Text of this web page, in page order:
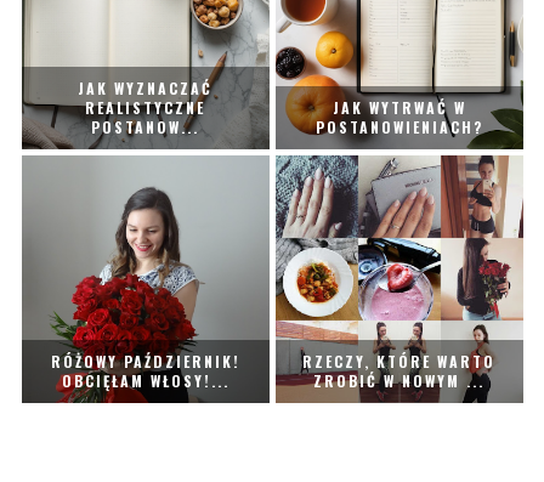
JAK WYZNACZAĆ
REALISTYCZNE
POSTANOW...
JAK WYTRWAĆ W
POSTANOWIENIACH?
RÓŻOWY PAŹDZIERNIK!
OBCIĘŁAM WŁOSY!...
RZECZY, KTÓRE WARTO
ZROBIĆ W NOWYM ...